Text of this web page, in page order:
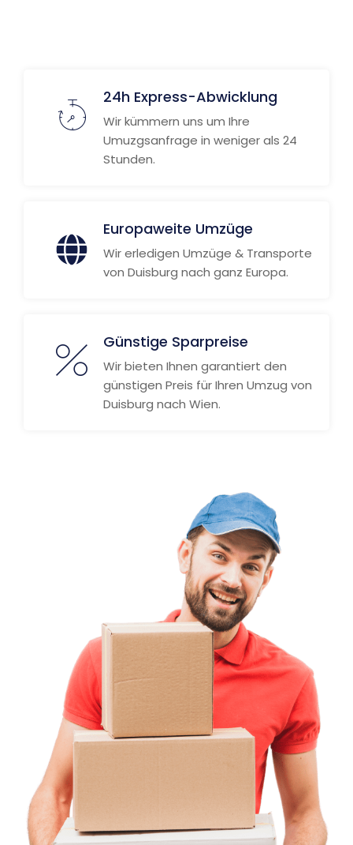
24h Express-Abwicklung
Wir kümmern uns um Ihre
Umuzgsanfrage in weniger als 24
Stunden.
Europaweite Umzüge
Wir erledigen Umzüge & Transporte
von Duisburg nach ganz Europa.
Günstige Sparpreise
Wir bieten Ihnen garantiert den
günstigen Preis für Ihren Umzug von
Duisburg nach Wien.